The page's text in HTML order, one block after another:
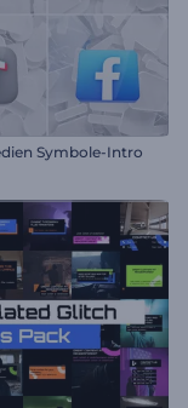
Symbole-Intro